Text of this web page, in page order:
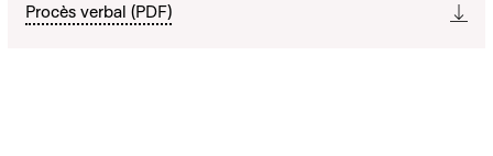
Procès verbal (PDF)